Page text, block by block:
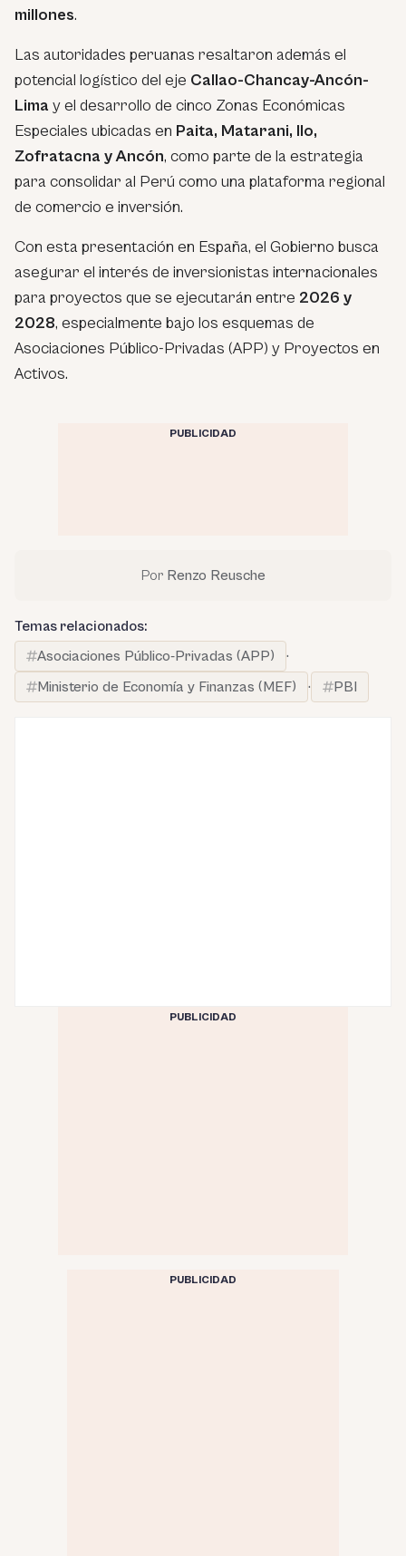
millones.
Las autoridades peruanas resaltaron además el
potencial logístico del eje Callao-Chancay-Ancón-
Lima y el desarrollo de cinco Zonas Económicas
Especiales ubicadas en Paita, Matarani, Ilo,
Zofratacna y Ancón, como parte de la estrategia
para consolidar al Perú como una plataforma regional
de comercio e inversión.
Con esta presentación en España, el Gobierno busca
asegurar el interés de inversionistas internacionales
para proyectos que se ejecutarán entre 2026 y
2028, especialmente bajo los esquemas de
Asociaciones Público-Privadas (APP) y Proyectos en
Activos.
PUBLICIDAD
Por Renzo Reusche
Temas relacionados:
Asociaciones Público-Privadas (APP)
·
Ministerio de Economía y Finanzas (MEF)
· PBI
PUBLICIDAD
PUBLICIDAD